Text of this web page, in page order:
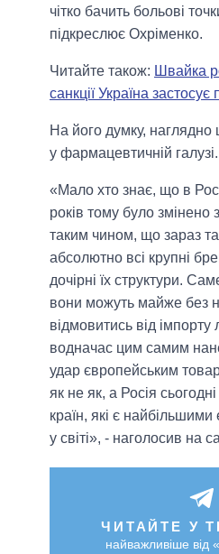
чітко бачить больові
підкреслює Охріменко.
Читайте також: Швайка
санкції Україна
На його думку,
у фармацевтичній галузі.
«Мало хто знає, що в
років тому було змінено
таким чином, що зараз
абсолютно всі крупні
дочірні їх структури.
вони можуть майже без
відмовитись від
водначас цим самим
удар європейським
як не як, а Росія
країн, які є найбільшими
у світі», - наголосив на
ЧИТАЙТЕ У
найважливіше від